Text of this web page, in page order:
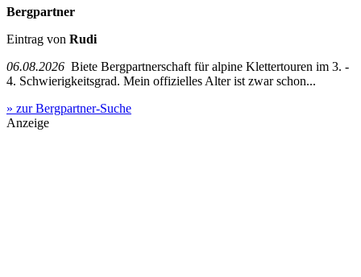
Bergpartner
Eintrag von Rudi
06.08.2026 Biete Bergpartnerschaft für alpine Klettertouren im 3. -
4. Schwierigkeitsgrad. Mein offizielles Alter ist zwar schon...
» zur Bergpartner-Suche
Anzeige